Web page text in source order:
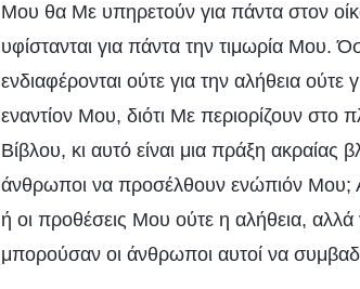
Μου θα Με υπηρετούν για πάντα στον
υφίστανται για πάντα την τιμωρία Μου.
ενδιαφέρονται ούτε για την αλήθεια
εναντίον Μου, διότι Με περιορίζουν στο
Βίβλου, κι αυτό είναι μια πράξη
άνθρωποι να προσέλθουν ενώπιόν Μου;
ή οι προθέσεις Μου ούτε η αλήθεια,
μπορούσαν οι άνθρωποι αυτοί να